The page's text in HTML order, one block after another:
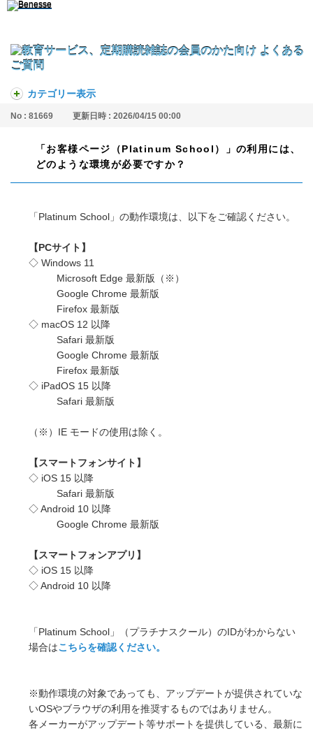
カテゴリー表示
No : 81669 更新日時 : 2026/04/15 00:00
「お客様ページ（Platinum School）」の利用には、
どのような環境が必要ですか？
「Platinum School」の動作環境は、以下をご確認ください。
【PCサイト】
◇ Windows 11
Microsoft Edge 最新版（※）
Google Chrome 最新版
Firefox 最新版
◇ macOS 12 以降
Safari 最新版
Google Chrome 最新版
Firefox 最新版
◇ iPadOS 15 以降
Safari 最新版
（※）IE モードの使用は除く。
【スマートフォンサイト】
◇ iOS 15 以降
Safari 最新版
◇ Android 10 以降
Google Chrome 最新版
【スマートフォンアプリ】
◇ iOS 15 以降
◇ Android 10 以降
「Platinum School」（プラチナスクール）のIDがわからない
場合はこちらを確認ください。
※動作環境の対象であっても、アップデートが提供されていな
いOSやブラウザの利用を推奨するものではありません。
各メーカーがアップデート等サポートを提供している、最新に